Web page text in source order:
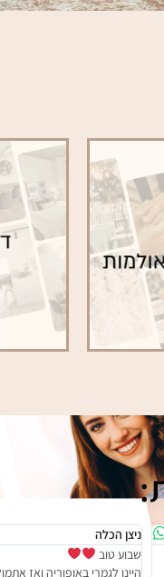
ניצן הכלה
התארחתי בוילה של רותם
היתה לנו חווית אירוח פשוט